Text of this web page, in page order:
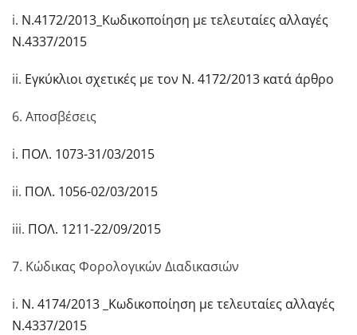
i. Ν.4172/2013_Κωδικοποίηση με τελευταίες αλλαγές
Ν.4337/2015
ii. Εγκύκλιοι σχετικές με τον Ν. 4172/2013 κατά άρθρο
6. Αποσβέσεις
i. ΠΟΛ. 1073-31/03/2015
ii. ΠΟΛ. 1056-02/03/2015
iii. ΠΟΛ. 1211-22/09/2015
7. Κώδικας Φορολογικών Διαδικασιών
i. Ν. 4174/2013 _Κωδικοποίηση με τελευταίες αλλαγές
Ν.4337/2015